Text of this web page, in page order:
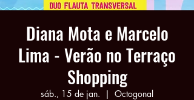
Diana Mota e Marcelo
Lima - Verão no Terraço
Shopping
sáb., 15 de jan.
  |
Octogonal